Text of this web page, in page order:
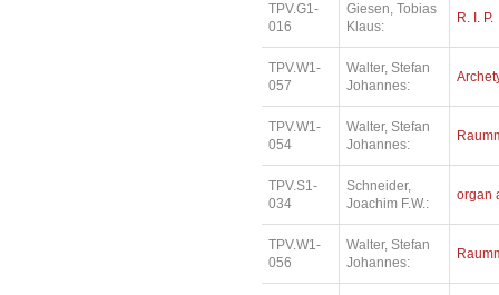
TPV.G1-
016
Giesen, Tobias
Klaus:
R. I. P.
TPV.W1-
057
Walter, Stefan
Johannes:
TPV.W1-
054
Walter, Stefan
Johannes:
TPV.S1-
034
Schneider,
Joachim F.W.:
organ
TPV.W1-
056
Walter, Stefan
Johannes: